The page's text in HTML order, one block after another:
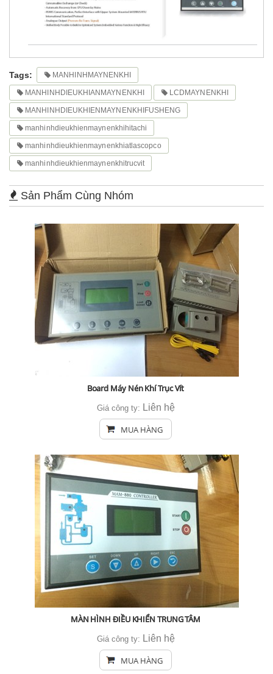
Tags: MANHINHMAYNENKHI
MANHINHDIEUKHIANMAYNENKHI LCDMAYNENKHI
MANHINHDIEUKHIENMAYNENKHIFUSHENG
manhinhdieukhienmaynenkhihitachi
manhinhdieukhienmaynenkhiatlascopco
manhinhdieukhienmaynenkhitrucvit
Sản Phẩm Cùng Nhóm
Board Máy Nén Khí Trục Vít
Giá công ty: Liên hệ
MUA HÀNG
MÀN HÌNH ĐIỀU KHIỂN TRUNG TÂM
Giá công ty: Liên hệ
MUA HÀNG